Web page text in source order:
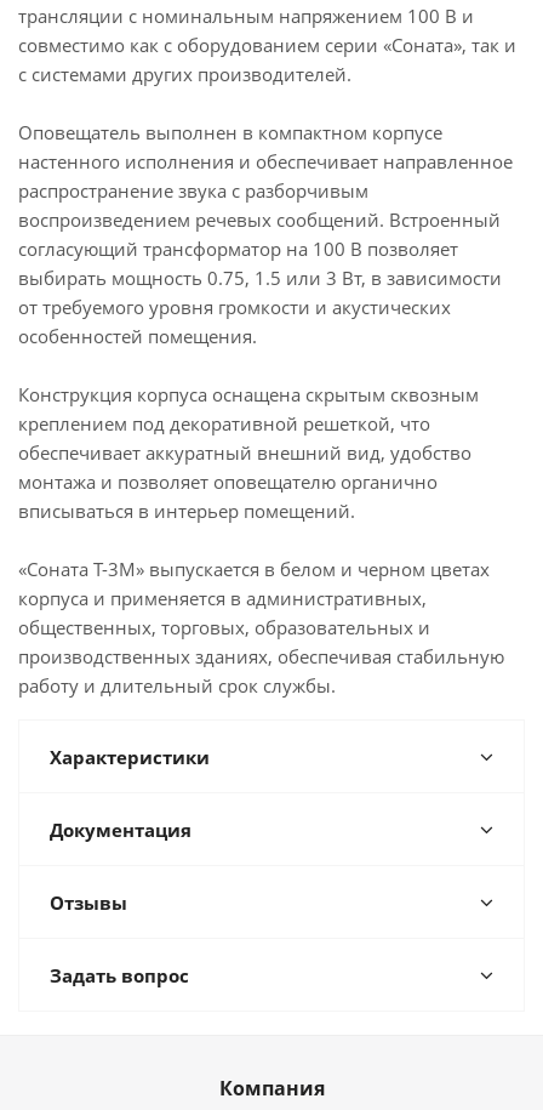
трансляции с номинальным напряжением 100 В и
совместимо как с оборудованием серии «Соната», так и
с системами других производителей.
Оповещатель выполнен в компактном корпусе
настенного исполнения и обеспечивает направленное
распространение звука с разборчивым
воспроизведением речевых сообщений. Встроенный
согласующий трансформатор на 100 В позволяет
выбирать мощность 0.75, 1.5 или 3 Вт, в зависимости
от требуемого уровня громкости и акустических
особенностей помещения.
Конструкция корпуса оснащена скрытым сквозным
креплением под декоративной решеткой, что
обеспечивает аккуратный внешний вид, удобство
монтажа и позволяет оповещателю органично
вписываться в интерьер помещений.
«Соната Т-3М» выпускается в белом и черном цветах
корпуса и применяется в административных,
общественных, торговых, образовательных и
производственных зданиях, обеспечивая стабильную
работу и длительный срок службы.
Характеристики
Документация
Отзывы
Задать вопрос
Компания